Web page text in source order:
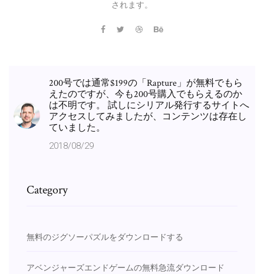
されます。
200号では通常$199の「Rapture」が無料でもら
えたのですが、今も200号購入でもらえるのか
は不明です。 試しにシリアル発行するサイトへ
アクセスしてみましたが、コンテンツは存在し
ていました。
2018/08/29
Category
無料のジグソーパズルをダウンロードする
アベンジャーズエンドゲームの無料急流ダウンロード